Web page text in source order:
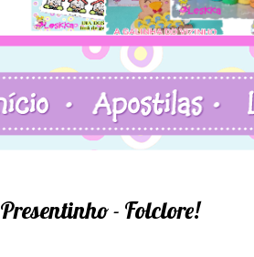
Presentinho - Folclore!